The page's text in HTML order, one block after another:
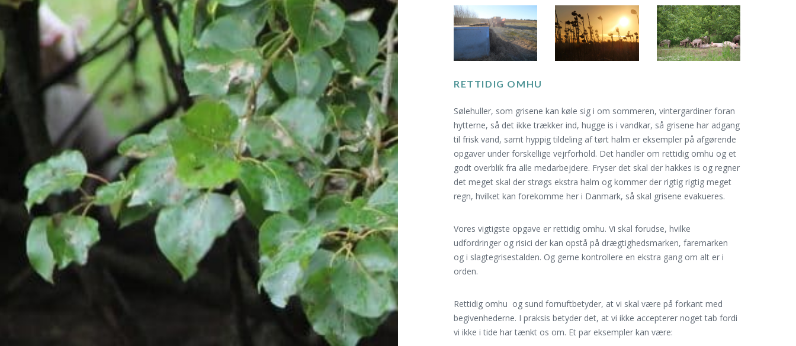
RETTIDIG OMHU
Sølehuller, som grisene kan køle sig i om sommeren, vintergardiner foran
hytterne, så det ikke trækker ind, hugge is i vandkar, så grisene har adgang
til frisk vand, samt hyppig tildeling af tørt halm er eksempler på afgørende
opgaver under forskellige vejrforhold. Det handler om rettidig omhu og et
godt overblik fra alle medarbejdere. Fryser det skal der hakkes is og regner
det meget skal der strøgs ekstra halm og kommer der rigtig rigtig meget
regn, hvilket kan forekomme her i Danmark, så skal grisene evakueres.
Vores vigtigste opgave er rettidig omhu. Vi skal forudse, hvilke
udfordringer og risici der kan opstå på drægtighedsmarken, faremarken
og i slagtegrisestalden. Og gerne kontrollere en ekstra gang om alt er i
orden.
Rettidig omhu og sund fornuftbetyder, at vi skal være på forkant med
begivenhederne. I praksis betyder det, at vi ikke accepterer noget tab fordi
vi ikke i tide har tænkt os om. Et par eksempler kan være: